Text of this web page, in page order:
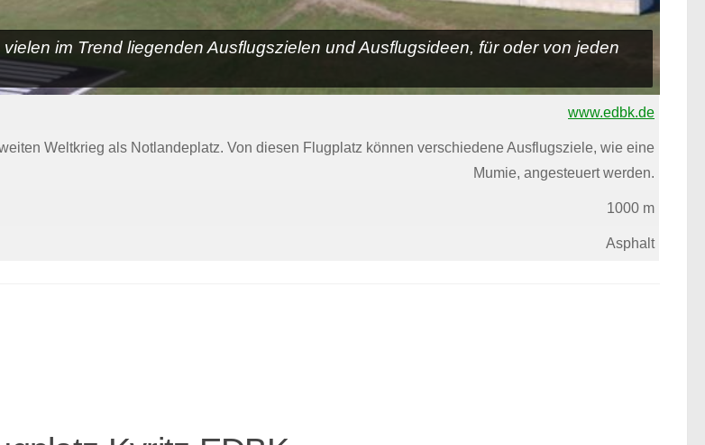
im Trend liegenden Ausflugszielen und Ausflugsideen, für oder von jeden
www.edbk.de
Weltkrieg als Notlandeplatz. Von diesen Flugplatz können verschiedene Ausflugsziele, wie eine
Mumie, angesteuert werden.
1000 m
Asphalt